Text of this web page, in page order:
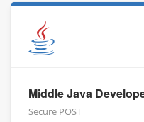
Middle Java
Secure POST